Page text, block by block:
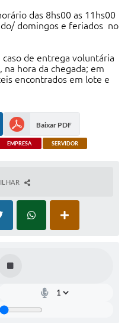
das 8hs00 as 11hs00
domingos e feriados no
caso de entrega voluntária
hora da chegada; em
encontrados em lote e
Baixar PDF
EMPRESA SERVIDOR